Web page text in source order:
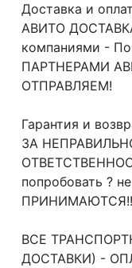
Доcтавка и
АВИТО
компаниями -
ПАРТНЕРАМИ
ОТПРАВЛЯЕМ!
Гарантия и
ЗА
попробовать ?
ВСЕ
ДОСТАВКИ) -